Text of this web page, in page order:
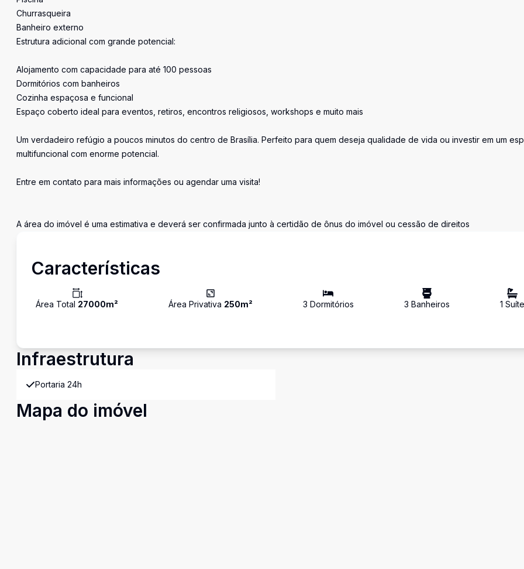
Churrasqueira
Banheiro externo
Estrutura adicional com grande potencial:
Alojamento com capacidade para até 100 pessoas
Dormitórios com banheiros
Cozinha espaçosa e funcional
Espaço coberto ideal para eventos, retiros, encontros religiosos, workshops e muito mais
Um verdadeiro refúgio a poucos minutos do centro de Brasília. Perfeito para quem deseja qualidade de vida ou investir em um
multifuncional com enorme potencial.
Entre em contato para mais informações ou agendar uma visita!
A área do imóvel é uma estimativa e deverá ser confirmada junto à certidão de ônus do imóvel ou cessão de direitos
Características
Área Total 27000m² Área Privativa 250m² 3 Dormitórios 3 Banheiros 1 Suíte
Infraestrutura
Portaria 24h
Mapa do imóvel